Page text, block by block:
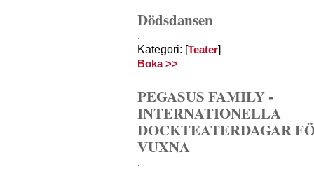
Dödsdansen
.
Kategori: [Teater]
Boka >>
PEGASUS FAMILY -
INTERNATIONELLA
DOCKTEATERDAGAR
VUXNA
.